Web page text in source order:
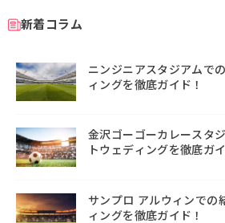
新着コラム
ニンジニアスタジアムで
ィングを徹底ガイド！
金沢ゴーゴーカレースタ
トウェディングを徹底ガイ
サンプロ アルウィンでの
ィングを徹底ガイド！